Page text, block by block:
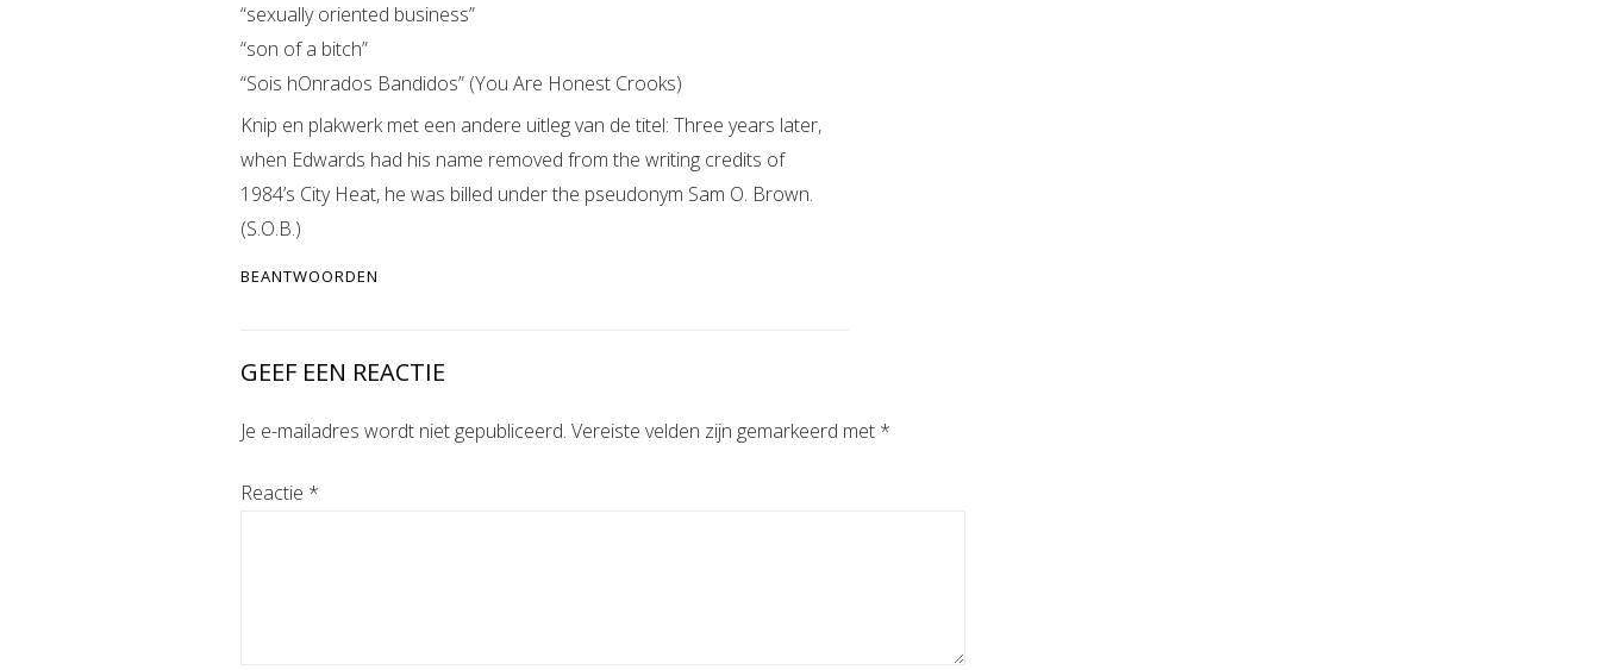
“sexually oriented business”
“son of a bitch”
“Sois hOnrados Bandidos” (You Are Honest Crooks)
Knip en plakwerk met een andere uitleg van de titel: Three years later,
when Edwards had his name removed from the writing credits of
1984’s City Heat, he was billed under the pseudonym Sam O. Brown.
(S.O.B.)
BEANTWOORDEN
GEEF EEN REACTIE
Je e-mailadres wordt niet gepubliceerd. Vereiste velden zijn gemarkeerd met *
Reactie *